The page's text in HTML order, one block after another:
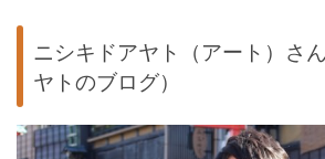
ニシキドアヤト（アート）さ
ヤトのブログ）